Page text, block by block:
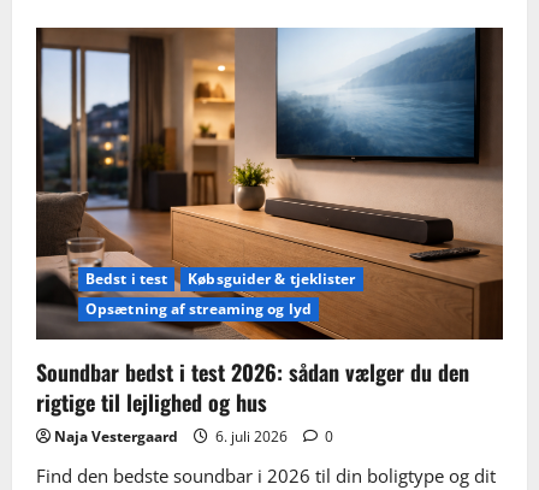
headset
sådan
vælger
du
rigtigt
mikrofon,
komfort,
trådløst
og
platforme
Bedst i test
Købsguider & tjeklister
Opsætning af streaming og lyd
Soundbar bedst i test 2026: sådan vælger du den
rigtige til lejlighed og hus
Naja Vestergaard 6. juli 2026 0
Find den bedste soundbar i 2026 til din boligtype og dit